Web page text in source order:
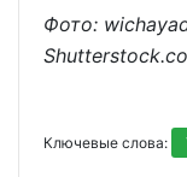
Фото:
Ключевые слова: